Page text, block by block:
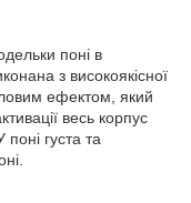
поні в
з високоякісної
ефектом, який
весь корпус
поні густа та